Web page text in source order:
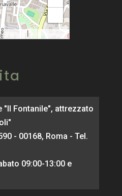
© OpenStreetMap
"Il Fontanile", attrezzato
- 00168, Roma - Tel.
09:00-13:00 e